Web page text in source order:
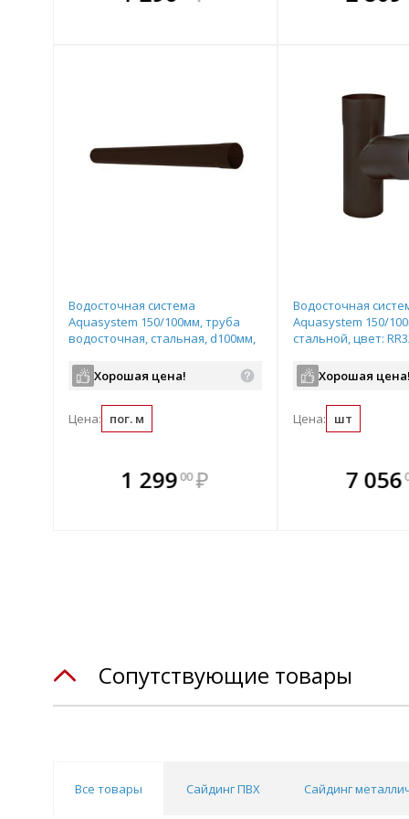
всегда
всегда выгоднее!
всегда
Водосточная система
Aquasystem 150/100мм, труба
водосточная, стальная, d100мм,
коричневый
Хорошая цена!
Цена: пог. м
1 29900 ₽
В
всегда
Водосточная
Aquasystem 150/
стальной, цвет:
Хорошая цена!
Цена: шт
В комплекте
всегда выгоднее!
7 056
В
всегда
Сопутствующие товары
Все товары Сайдинг ПВХ Сайдинг